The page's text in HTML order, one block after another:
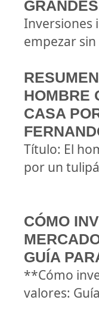
Inversiones
empezar
HOMBRE
CASA
Título: El
por un
CÓMO
GUÍA
**Cómo
valores: